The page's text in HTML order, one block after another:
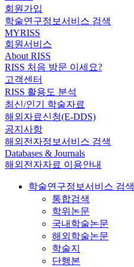
회원가입
학술연구정보서비스 검색
MYRISS
회원서비스
About RISS
RISS 처음 방문 이세요?
고객센터
RISS 활용도 분석
최신/인기 학술자료
해외자료신청(E-DDS)
공지사항
해외전자정보서비스 검색
Databases & Journals
해외전자자료 이용안내
학술연구정보서비스 검색
통합검색
학위논문
국내학술논문
해외학술논문
학술지
단행본